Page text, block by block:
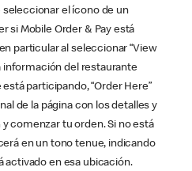
el ícono de un
si Mobile Order & Pay está
particular al seleccionar “View
información del restaurante
participando, “Order Here”
de la página con los detalles y
comenzar tu orden. Si no está
en un tono tenue, indicando
activado en esa ubicación.